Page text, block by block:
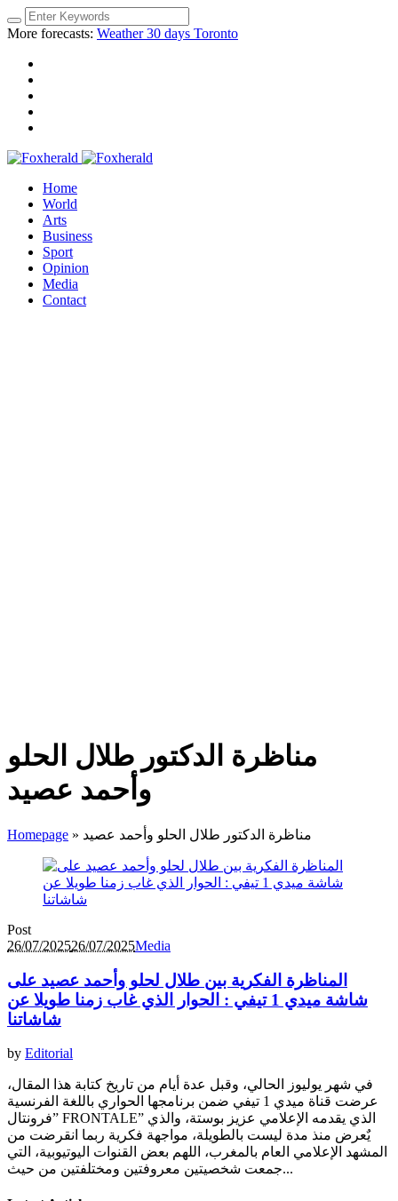
More forecasts: Weather 30 days Toronto
Home
World
Arts
Business
Sport
Opinion
Media
Contact
مناظرة الدكتور طلال الحلو
وأحمد عصيد
Homepage » مناظرة الدكتور طلال الحلو وأحمد عصيد
Post
26/07/202526/07/2025Media
المناظرة الفكرية بين طلال لحلو وأحمد عصيد على
شاشة ميدي 1 تيفي : الحوار الذي غاب زمنا طويلا عن
شاشاتنا
by Editorial
في شهر يوليوز الحالي، وقبل عدة أيام من تاريخ كتابة هذا المقال،
عرضت قناة ميدي 1 تيفي ضمن برنامجها الحواري باللغة الفرنسية
”فرونتال FRONTALE” الذي يقدمه الإعلامي عزيز بوستة، والذي
يٌعرض منذ مدة ليست بالطويلة، مواجهة فكرية ربما انقرضت من
المشهد الإعلامي العام بالمغرب، اللهم بعض القنوات اليوتيوبية، التي
جمعت شخصيتين معروفتين ومختلفتين من حيث...